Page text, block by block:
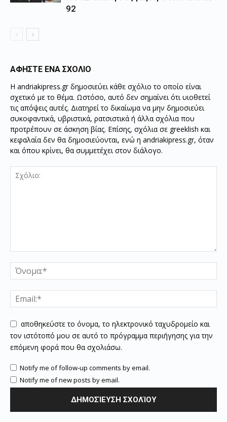
92
ΑΦΗΣΤΕ ΕΝΑ ΣΧΟΛΙΟ
Η andriakipress.gr δημοσιεύει κάθε σχόλιο το οποίο είναι
σχετικό με το θέμα. Ωστόσο, αυτό δεν σημαίνει ότι υιοθετεί
τις απόψεις αυτές. Διατηρεί το δικαίωμα να μην δημοσιεύει
συκοφαντικά, υβριστικά, ρατσιστικά ή άλλα σχόλια που
προτρέπουν σε άσκηση βίας. Επίσης, σχόλια σε greeklish και
κεφαλαία δεν θα δημοσιεύονται, ενώ η andriakipress.gr, όταν
και όπου κρίνει, θα συμμετέχει στον διάλογο.
αποθηκεύστε το όνομα, το ηλεκτρονικό ταχυδρομείο και
τον ιστότοπό μου σε αυτό το πρόγραμμα περιήγησης για την
επόμενη φορά που θα σχολιάσω.
Notify me of follow-up comments by email.
Notify me of new posts by email.